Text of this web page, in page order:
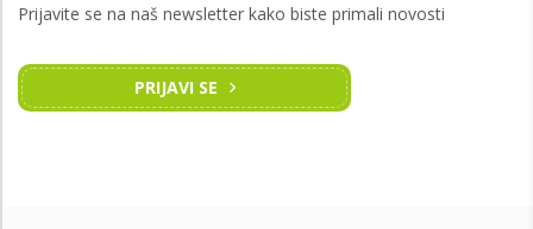
Prijavite se na naš newsletter kako biste primali novosti
PRIJAVI SE